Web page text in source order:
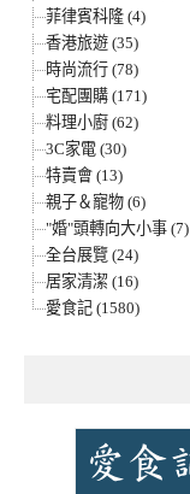
菲律賓科隆 (4)
香港旅遊 (35)
時尚流行 (78)
宅配團購 (171)
料理小廚 (62)
3C家電 (30)
特賣會 (13)
親子＆寵物 (6)
"婚"頭轉向大小事 (7)
全台展覽 (24)
居家清潔 (16)
愛食記 (1580)